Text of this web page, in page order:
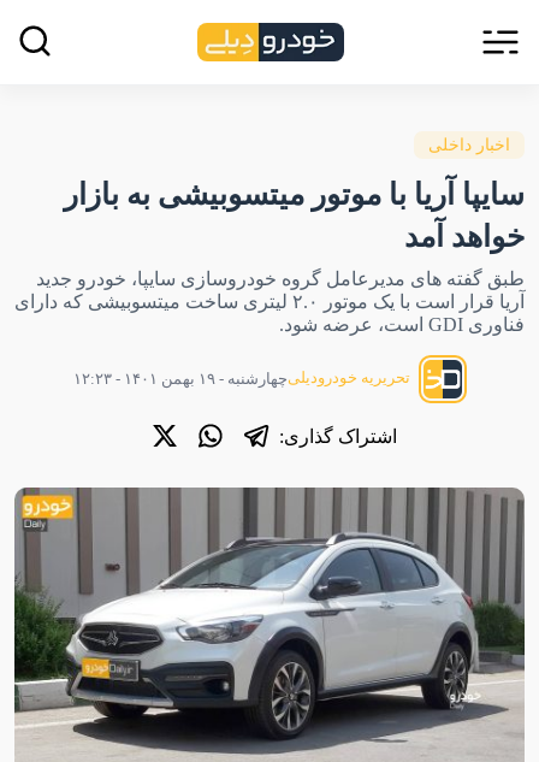
اخبار داخلی
سایپا آریا با موتور میتسوبیشی به بازار
خواهد آمد
طبق گفته های مدیرعامل گروه خودروسازی سایپا، خودرو جدید
آریا قرار است با یک موتور ۲.۰ لیتری ساخت میتسوبیشی که دارای
فناوری GDI است، عرضه شود.
تحریریه خودرودیلیچهارشنبه - ۱۹ بهمن ۱۴۰۱ - ۱۲:۲۳
اشتراک گذاری: